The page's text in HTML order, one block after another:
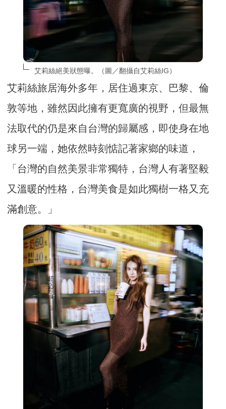
艾莉絲絕美狀態曝。（圖／翻攝自艾莉絲IG）
艾莉絲旅居海外多年，居住過東京、巴黎、倫
敦等地，雖然因此擁有更寬廣的視野，但最無
法取代的仍是來自台灣的歸屬感，即使身在地
球另一端，她依然時刻惦記著家鄉的味道，
「台灣的自然美景非常獨特，台灣人有著堅毅
又溫暖的性格，台灣美食是如此獨樹一格又充
滿創意。」